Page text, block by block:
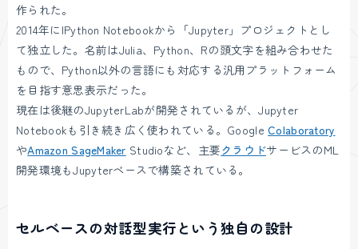
作られた。
2014年にIPython Notebookから「Jupyter」プロジェクトとし
て独立した。名前はJulia、Python、Rの頭文字を組み合わせた
もので、Python以外の言語にも対応する汎用プラットフォーム
を目指す意思表示だった。
現在は後継のJupyterLabが開発されているが、Jupyter
Notebookも引き続き広く使われている。GoogleColaboratory
やAmazon SageMaker Studioなど、主要クラウドサービスのML
開発環境もJupyterベースで構築されている。
セルベースの対話型実行という独自の設計